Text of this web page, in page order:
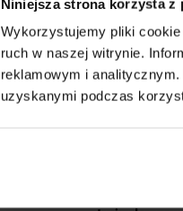
Niniejsza strona korzysta z
Wykorzystujemy pliki
ruch w naszej witrynie.
reklamowym i
uzyskanymi podczaskilka gałęzi
koparki,